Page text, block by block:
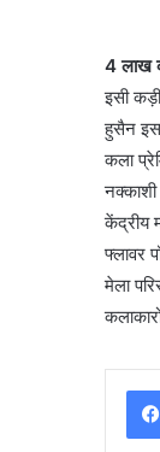
4 लाख
इसी
हुसैन इस
कला
केंद्रीय
फ्लावर
मेला